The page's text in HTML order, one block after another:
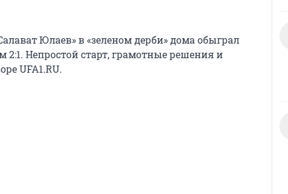
Юлаев» в «зеленом дерби» дома обыграл
2:1. Непростой старт, грамотные решения и
UFA1.RU.